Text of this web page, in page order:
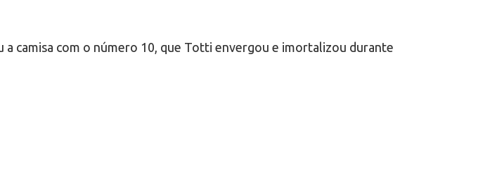
camisa com o número 10, que Totti envergou e imortalizou durante